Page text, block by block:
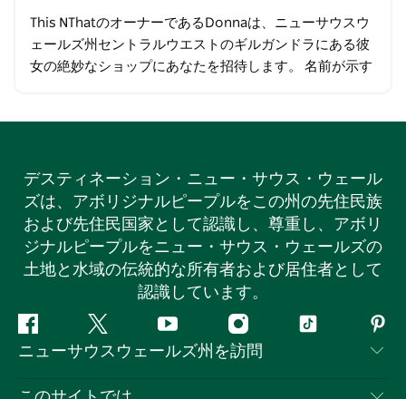
This NThatのオーナーであるDonnaは、ニューサウスウ
ェールズ州セントラルウエストのギルガンドラにある彼
女の絶妙なショップにあなたを招待します。 名前が示す
デスティネーション・ニュー・サウス・ウェール
ズは、アボリジナルピープルをこの州の先住民族
および先住民国家として認識し、尊重し、アボリ
ジナルピープルをニュー・サウス・ウェールズの
土地と水域の伝統的な所有者および居住者として
認識しています。
フ
ェ
ツ
イ
ユ
ー
イ
ン
テ
ピ
ン
ニューサウスウェールズ州を訪問
お問い合わせ